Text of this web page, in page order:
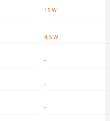
15 W
4,5 W
-
-
-